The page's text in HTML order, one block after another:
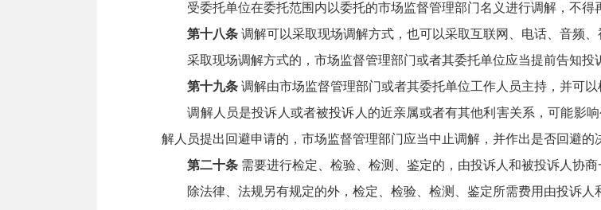
受委托单位在委托范围内以委托的市场监督管理部门名义进行调解，不得
第十八条 调解可以采取现场调解方式，也可以采取互联网、电话、音频、
采取现场调解方式的，市场监督管理部门或者其委托单位应当提前告知投
第十九条 调解由市场监督管理部门或者其委托单位工作人员主持，并可以
调解人员是投诉人或者被投诉人的近亲属或者有其他利害关系，可能影响
解人员提出回避申请的，市场监督管理部门应当中止调解，并作出是否回避的
第二十条 需要进行检定、检验、检测、鉴定的，由投诉人和被投诉人协
除法律、法规另有规定的外，检定、检验、检测、鉴定所需费用由投诉人